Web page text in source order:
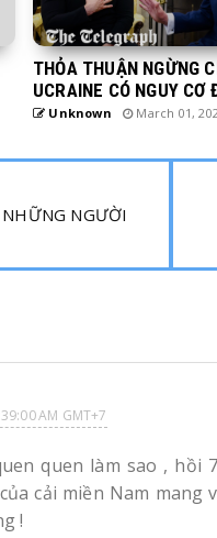
THỎA THUẬN NGỪNG
UCRAINE CÓ NGUY CƠ
Unknown March 01,
NHỮNG NGƯỜI
AM GMT+7
quen làm sao ,
cải miền Nam
!